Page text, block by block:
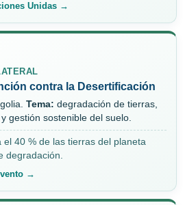
Unidas →
contra la Desertificación
Tema: degradación de tierras,
gestión sostenible del suelo.
el 40 % de las tierras del planeta
degradación.
→